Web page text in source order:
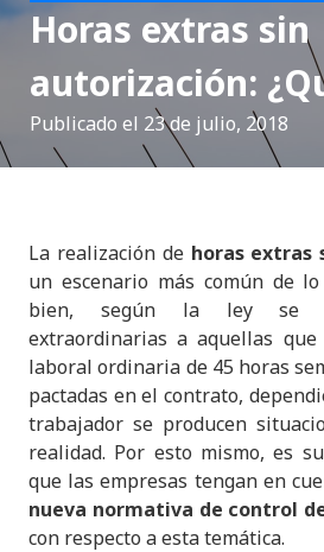
Horas extras sin
autorización:
Publicado el 23 de julio, 2018
La realización de horas extras
un escenario más común de
bien, según la ley se
extraordinarias a aquellas
laboral ordinaria de 45 horas
pactadas en el contrato,
trabajador se producen
realidad. Por esto mismo, es
que las empresas tengan en
nueva normativa de control
con respecto a esta temática.